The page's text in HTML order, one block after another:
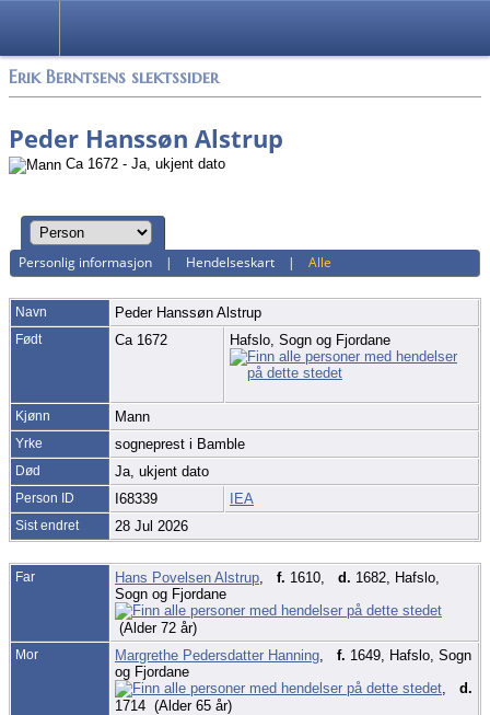
Erik Berntsens slektssider
Peder Hanssøn Alstrup
Ca 1672 - Ja, ukjent dato
Personlig informasjon | Hendelseskart |Alle
Navn Peder Hanssøn Alstrup
Født Ca 1672 Hafslo, Sogn og Fjordane
Kjønn Mann
Yrke sogneprest i Bamble
Død Ja, ukjent dato
Person ID I68339 IEA
Sist endret 28 Jul 2026
Far Hans Povelsen Alstrup f. 1610, d. 1682, Hafslo,
Sogn og Fjordane
(Alder 72 år)
Mor Margrethe Pedersdatter Hanning f. 1649, Hafslo, Sogn
og Fjordane
d.
1714 (Alder 65 år)